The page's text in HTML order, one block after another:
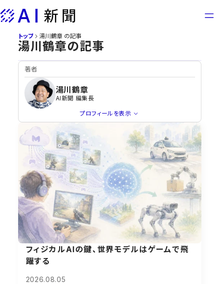
to
トップ 湯川鶴章 の記事
湯川鶴章の記事
著者
湯川鶴章
AI新聞 編集長
プロフィールを表示
フィジカルAIの鍵、世界モデルはゲームで飛
躍する
2026.08.05